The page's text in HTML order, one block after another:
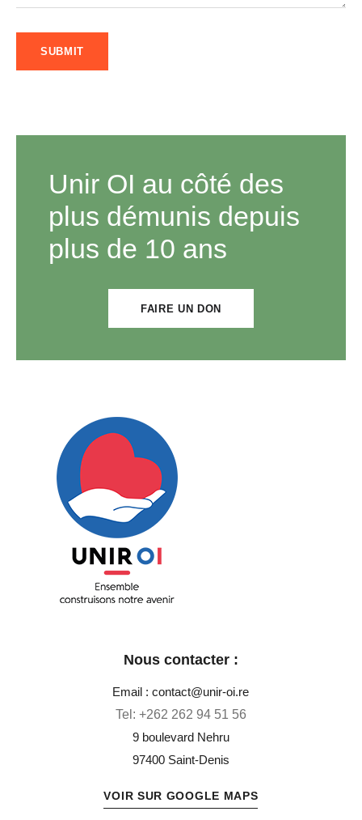
Unir OI au côté des
plus démunis depuis
plus de 10 ans
FAIRE UN DON
Ensemble construisons notre avenir
Nous contacter :
Email : contact@unir-oi.re
Tel: +262 262 94 51 56
9 boulevard Nehru
97400 Saint-Denis
VOIR SUR GOOGLE MAPS